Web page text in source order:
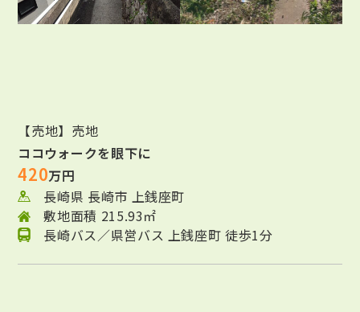
【売地】売地
ココウォークを眼下に
420万円
長崎県 長崎市 上銭座町
敷地面積 215.93㎡
長崎バス／県営バス 上銭座町 徒歩1分